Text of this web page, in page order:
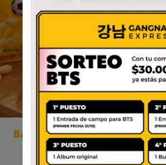
BANANA KICK
3.000